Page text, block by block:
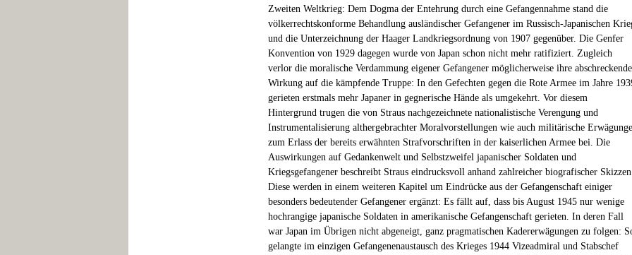
Zweiten Weltkrieg: Dem Dogma der Entehrung durch eine Gefangennahme stand die
völkerrechtskonforme Behandlung ausländischer Gefangener im Russisch-Japanischen
und die Unterzeichnung der Haager Landkriegsordnung von 1907 gegenüber. Die Genfer
Konvention von 1929 dagegen wurde von Japan schon nicht mehr ratifiziert. Zugleich
verlor die moralische Verdammung eigener Gefangener möglicherweise ihre abschreckende
Wirkung auf die kämpfende Truppe: In den Gefechten gegen die Rote Armee im Jahre
gerieten erstmals mehr Japaner in gegnerische Hände als umgekehrt. Vor diesem
Hintergrund trugen die von Straus nachgezeichnete nationalistische Verengung und
Instrumentalisierung althergebrachter Moralvorstellungen wie auch militärische
zum Erlass der bereits erwähnten Strafvorschriften in der kaiserlichen Armee bei. Die
Auswirkungen auf Gedankenwelt und Selbstzweifel japanischer Soldaten und
Kriegsgefangener beschreibt Straus eindrucksvoll anhand zahlreicher biografischer
Diese werden in einem weiteren Kapitel um Eindrücke aus der Gefangenschaft einiger
besonders bedeutender Gefangener ergänzt: Es fällt auf, dass bis August 1945 nur wenige
hochrangige japanische Soldaten in amerikanische Gefangenschaft gerieten. In deren Fall
war Japan im Übrigen nicht abgeneigt, ganz pragmatischen Kadererwägungen zu folgen:
gelangte im einzigen Gefangenenaustausch des Krieges 1944 Vizeadmiral und Stabschef